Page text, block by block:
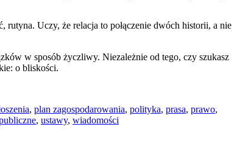
Uczy, że relacja to połączenie dwóch historii, a nie
w sposób życzliwy. Niezależnie od tego, czy szukasz
o bliskości.
, plan zagospodarowania, polityka, prasa, prawo,
, ustawy, wiadomości